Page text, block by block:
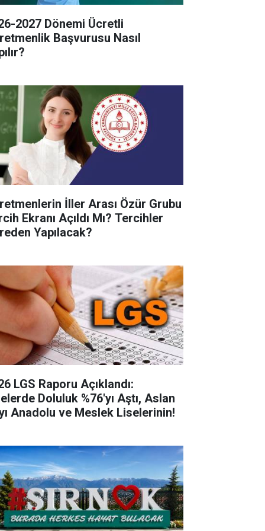
2027 Dönemi Ücretli
Başvurusu Nasıl
İller Arası Özür Grubu
Ekranı Açıldı Mı? Tercihler
Yapılacak?
LGS Raporu Açıklandı:
Doluluk %76'yı Aştı, Aslan
Anadolu ve Meslek Liselerinin!